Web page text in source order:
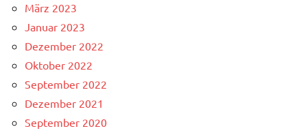
März 2023
Januar 2023
Dezember 2022
Oktober 2022
September 2022
Dezember 2021
September 2020